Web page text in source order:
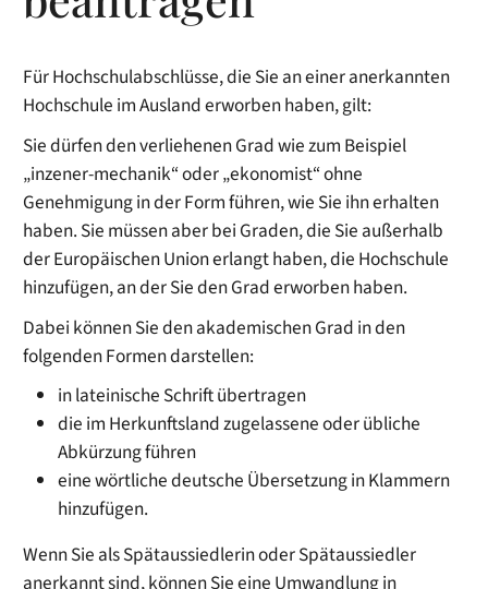
Für Hochschulabschlüsse, die Sie an einer anerkannten
Hochschule im Ausland erworben haben, gilt:
Sie dürfen den verliehenen Gradwie zum Beispiel
„inzener-mechanik“ oder „ekonomist“ohne
Genehmigung in der Form führen, wie Sie ihn erhalten
haben. Sie müssen aber bei Graden, die Sie außerhalb
der Europäischen Union erlangt haben, die Hochschule
hinzufügen, an der Sie den Grad erworben haben.
Dabei können Sie den akademischen Grad in den
folgenden Formen darstellen:
in lateinische Schrift übertragen
die im Herkunftsland zugelassene oder übliche
Abkürzung führen
eine wörtliche deutsche Übersetzung in Klammern
hinzufügen.
Wenn Sie als Spätaussiedlerin oder Spätaussiedler
anerkannt sind, können Sie eine Umwandlung in